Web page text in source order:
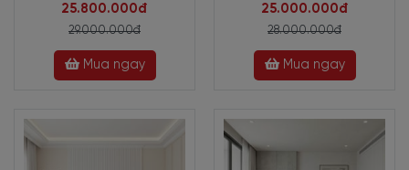
25.800.000đ
29.000.000đ
Mua ngay
25.000.000đ
28.000.000đ
Mua ngay